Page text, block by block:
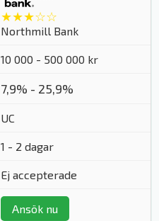
★★★☆☆
Northmill Bank
10 000 - 500 000 kr
7,9% - 25,9%
UC
1 - 2 dagar
Ej accepterade
Ansök nu